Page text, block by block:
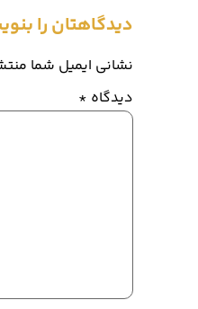
دیدگاهتان را
نشانی ایمیل شما
دیدگاه *